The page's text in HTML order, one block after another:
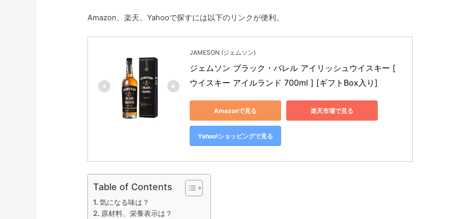
Amazon、楽天、Yahooで探すには以下のリンクが便利。
JAMESON (ジェムソン)
ジェムソン ブラック・バレル アイリッシュウイスキー [
ウイスキー アイルランド 700ml ] [ギフトBox入り]
Amazonで見る 楽天市場で見る
Yahoo!ショッピングで見る
Table of Contents
気になる味は？
原材料、栄養表示は？